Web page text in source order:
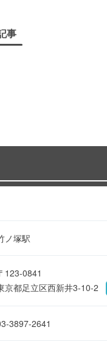
事
ノ塚駅
123-0841
京都足立区西新井3-10-2
3897-2641